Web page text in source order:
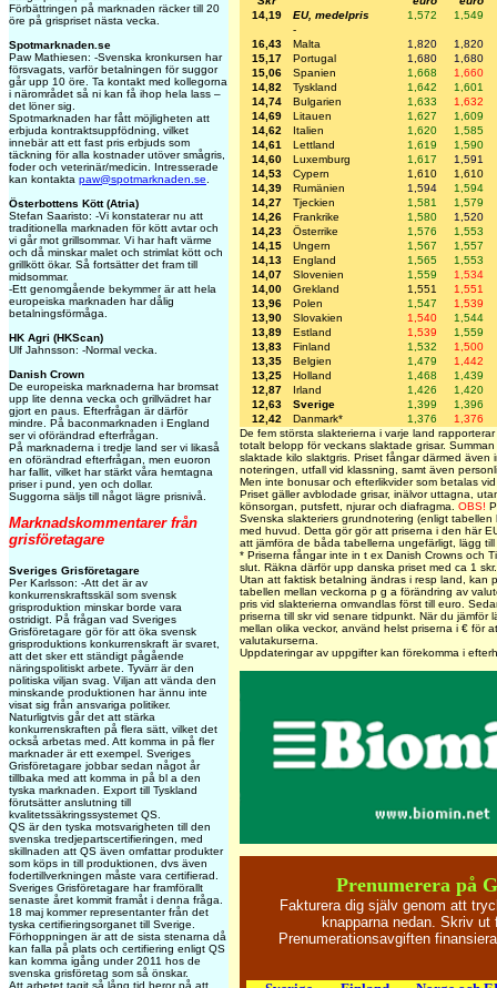
Förbättringen på marknaden räcker till 20
öre på grispriset nästa vecka.
Spotmarknaden.se
Paw Mathiesen: -Svenska kronkursen har
försvagats, varför betalningen för suggor
går upp 10 öre. Ta kontakt med kollegorna
i närområdet så ni kan få ihop hela lass –
det löner sig.
Spotmarknaden har fått möjligheten att
erbjuda kontraktsuppfödning, vilket
innebär att ett fast pris erbjuds som
täckning för alla kostnader utöver smågris,
foder och veterinär/medicin. Intresserade
kan kontakta paw@spotmarknaden.se
Österbottens Kött (Atria)
Stefan Saaristo: -Vi konstaterar nu att
traditionella marknaden för kött avtar och
vi går mot grillsommar. Vi har haft värme
och då minskar malet och strimlat kött och
grillkött ökar. Så fortsätter det fram till
midsommar.
-Ett genomgående bekymmer är att hela
europeiska marknaden har dålig
betalningsförmåga.
HK Agri (HKScan)
Ulf Jahnsson: -Normal vecka.
Danish Crown
De europeiska marknaderna har bromsat
upp lite denna vecka och grillvädret har
gjort en paus. Efterfrågan är därför
mindre. På baconmarknaden i England
ser vi oförändrad efterfrågan.
På marknaderna i tredje land ser vi likaså
en oförändrad efterfrågan, men euoron
har fallit, vilket har stärkt våra hemtagna
priser i pund, yen och dollar.
Suggorna säljs till något lägre prisnivå.
Marknadskommentarer från
grisföretagare
Sveriges Grisföretagare
Per Karlsson: -Att det är av
konkurrenskraftsskäl som svensk
grisproduktion minskar borde vara
ostridigt. På frågan vad Sveriges
Grisföretagare gör för att öka svensk
grisproduktions konkurrenskraft är svaret,
att det sker ett ständigt pågående
näringspolitiskt arbete. Tyvärr är den
politiska viljan svag. Viljan att vända den
minskande produktionen har ännu inte
visat sig från ansvariga politiker.
Naturligtvis går det att stärka
konkurrenskraften på flera sätt, vilket det
också arbetas med. Att komma in på fler
marknader är ett exempel. Sveriges
Grisföretagare jobbar sedan något år
tillbaka med att komma in på bl a den
tyska marknaden. Export till Tyskland
förutsätter anslutning till
kvalitetssäkringssystemet QS.
QS är den tyska motsvarigheten till den
svenska tredjepartscertifieringen, med
skillnaden att QS även omfattar produkter
som köps in till produktionen, dvs även
fodertillverkningen måste vara certifierad.
Sveriges Grisföretagare har framförallt
senaste året kommit framåt i denna fråga.
18 maj kommer representanter från det
tyska certifieringsorganet till Sverige.
Förhoppningen är att de sista stenarna då
kan falla på plats och certifiering enligt QS
kan komma igång under 2011 hos de
svenska grisföretag som så önskar.
Att arbetet tagit så lång tid beror på att
14,19
EU, medelpris 1,572
1,549
-
16,43
Malta 1,820
1,820
15,17
Portugal 1,680
1,680
15,06
Spanien 1,668
1,660
14,82
Tyskland 1,642
1,601
14,74
Bulgarien 1,633
1,632
14,69
Litauen 1,627
1,609
14,62
Italien 1,620
1,585
14,61
Lettland 1,619
1,590
14,60
Luxemburg 1,617
1,591
14,53
Cypern 1,610
1,610
14,39
Rumänien 1,594
1,594
14,27
Tjeckien 1,581
1,579
14,26
Frankrike 1,580
1,520
14,23
Österrike 1,576
1,553
14,15
Ungern 1,567
1,557
14,13
England 1,565
1,553
14,07
Slovenien 1,559
1,534
14,00
Grekland 1,551
1,551
13,96
Polen 1,547
1,539
13,90
Slovakien 1,540
1,544
13,89
Estland 1,539
1,559
13,83
Finland 1,532
1,500
13,35
Belgien 1,479
1,442
13,25
Holland 1,468
1,439
12,87
Irland 1,426
1,420
12,63
Sverige 1,399
1,396
12,42
Danmark* 1,376
1,376
De fem största slakterierna i varje land
totalt belopp för veckans slaktade grisar.
slaktade kilo slaktgris. Priset fångar därmed även
noteringen, utfall vid klassning, samt även
Men inte bonusar och efterlikvider som betalas
Priset gäller avblodade grisar, inälvor uttagna,
könsorgan, putsfett, njurar och diafragma. OBS!
Svenska slakteriers grundnotering (enligt
med huvud. Detta gör gör att priserna i den här
att jämföra de båda tabellerna ungefärligt, lägg
* Priserna fångar inte in t ex Danish Crowns och
slut. Räkna därför upp danska priset med ca 1 skr.
Utan att faktisk betalning ändras i resp land, kan
tabellen mellan veckorna p g a förändring av
pris vid slakterierna omvandlas först till euro.
priserna till skr vid senare tidpunkt. När du jämför
mellan olika veckor, använd helst priserna i € för
valutakurserna.
Uppdateringar av uppgifter kan förekomma i
Prenumerera på
Fakturera dig själv genom att
knapparna nedan. Skriv ut
Prenumerationsavgiften